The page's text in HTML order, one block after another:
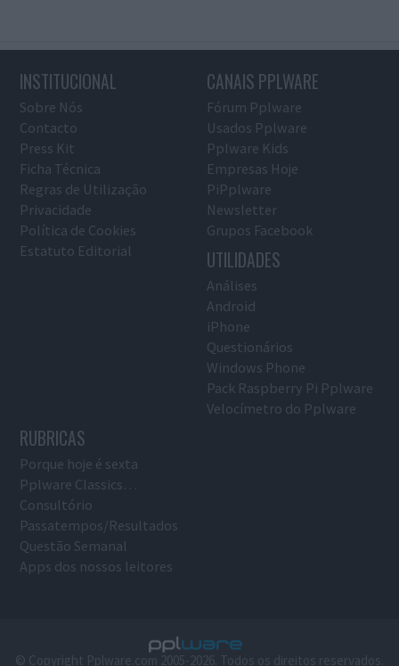
INSTITUCIONAL
Sobre Nós
Contacto
Press Kit
Ficha Técnica
Regras de Utilização
Privacidade
Política de Cookies
Estatuto Editorial
CANAIS PPLWARE
Fórum Pplware
Usados Pplware
Pplware Kids
Empresas Hoje
PiPplware
Newsletter
Grupos Facebook
UTILIDADES
Análises
Android
iPhone
Questionários
Windows Phone
Pack Raspberry Pi Pplware
Velocímetro do Pplware
RUBRICAS
Porque hoje é sexta
Pplware Classics…
Consultório
Passatempos/Resultados
Questão Semanal
Apps dos nossos leitores
© Copyright Pplware.com 2005-2026. Todos os direitos reservados.